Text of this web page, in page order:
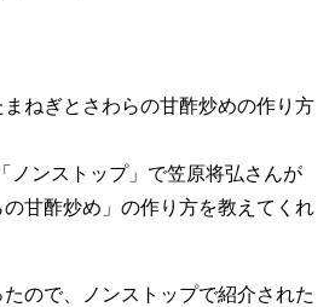
まねぎとさわらの甘酢炒めの作り方
ノンストップ」で笠原将弘さんが
の甘酢炒め」の作り方を教えてくれ
ので、ノンストップで紹介された